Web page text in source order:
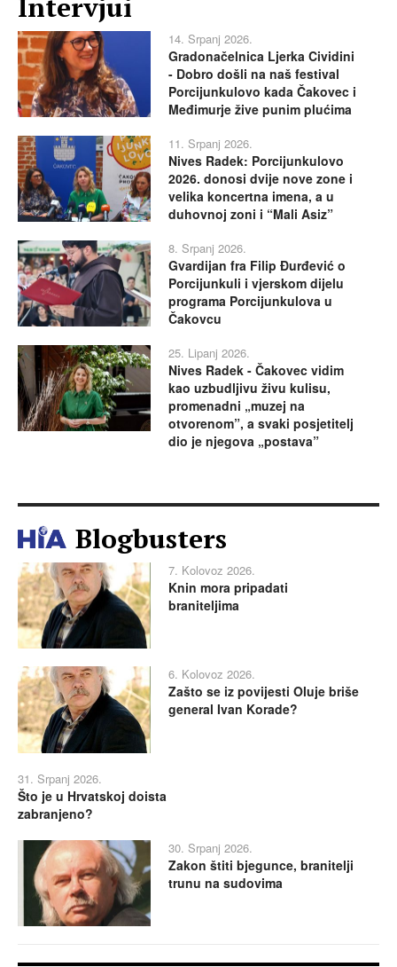
14. Srpanj 2026.
Gradonačelnica Ljerka Cividini
- Dobro došli na naš festival
Porcijunkulovo kada Čakovec i
Međimurje žive punim plućima
11. Srpanj 2026.
Nives Radek: Porcijunkulovo
2026. donosi dvije nove zone i
velika koncertna imena, a u
duhovnoj zoni i “Mali Asiz”
8. Srpanj 2026.
Gvardijan fra Filip Đurđević o
Porcijunkuli i vjerskom dijelu
programa Porcijunkulova u
Čakovcu
25. Lipanj 2026.
Nives Radek - Čakovec vidim
kao uzbudljivu živu kulisu,
promenadni „muzej na
otvorenom”, a svaki posjetitelj
dio je njegova „postava”
Blogbusters
7. Kolovoz 2026.
Knin mora pripadati
braniteljima
6. Kolovoz 2026.
Zašto se iz povijesti Oluje briše
general Ivan Korade?
31. Srpanj 2026.
Što je u Hrvatskoj doista
zabranjeno?
30. Srpanj 2026.
Zakon štiti bjegunce, branitelji
trunu na sudovima